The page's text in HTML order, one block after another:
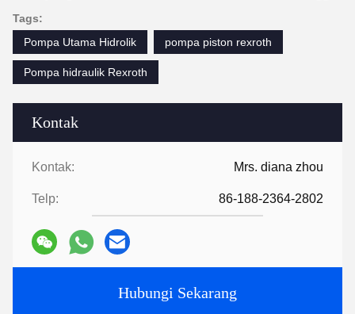
Kontak
Kontak: Mrs. diana zhou
Telp: 86-188-2364-2802
Hubungi Sekarang
Tags:
Pompa Utama Hidrolik
pompa piston rexroth
Pompa hidraulik Rexroth